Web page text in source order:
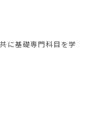
に基礎専門科目を学